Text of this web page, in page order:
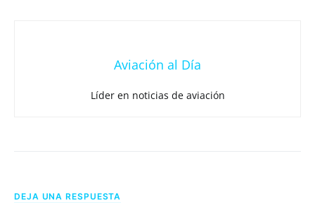
Aviación al Día
Líder en noticias de aviación
DEJA UNA RESPUESTA